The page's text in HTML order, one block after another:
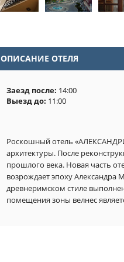
ОПИСАНИЕ ОТЕЛЯ
Заезд после: 14:00
Выезд до: 11:00
Роскошный отель
архитектуры. После
прошлого века. Новая часть
возрождает эпоху Александра
древнеримском стиле
помещения зоны велнес